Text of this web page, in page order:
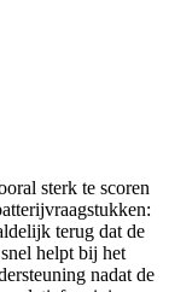
sterk te scoren
terug dat de
helpt bij het
nadat de